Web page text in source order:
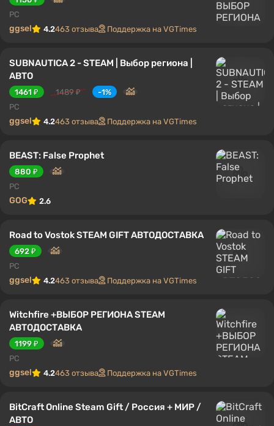
PC
ggsel 4.2463 отзыва Поддержка на VGTimes
SUBNAUTICA 2 - STEAM | Выбор региона |
АВТО
1461 ₽ 1489 ₽
-1%
PC
ggsel 4.2463 отзыва Поддержка на VGTimes
BEAST: False Prophet
880 ₽
PC
GOG 2.6
Road to Vostok STEAM GIFT АВТОДОСТАВКА
692 ₽
PC
ggsel 4.2463 отзыва Поддержка на VGTimes
Witchfire +ВЫБОР РЕГИОНА STEAM
АВТОДОСТАВКА
1199 ₽
PC
ggsel 4.2463 отзыва Поддержка на VGTimes
BitCraft Online Steam Gift / Россия + МИР /
АВТО